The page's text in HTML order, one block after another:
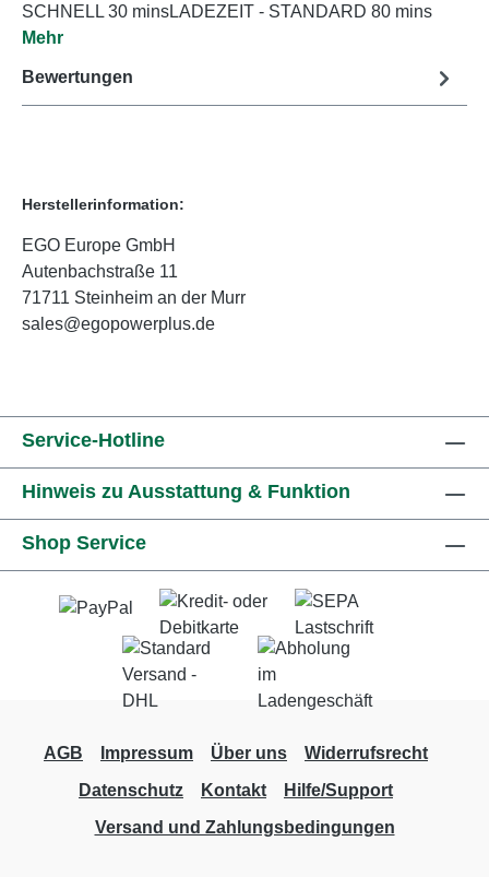
SCHNELL 30 minsLADEZEIT - STANDARD 80 mins
Mehr
Bewertungen
Herstellerinformation:
EGO Europe GmbH
Autenbachstraße 11
71711 Steinheim an der Murr
sales@egopowerplus.de
Service-Hotline
Hinweis zu Ausstattung & Funktion
Shop Service
AGB Impressum Über uns
Widerrufsrecht
Datenschutz
Kontakt
Hilfe/Support
Versand und Zahlungsbedingungen